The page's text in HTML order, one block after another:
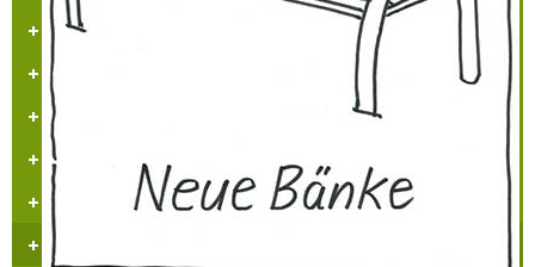
Führungen in der Schloss-Stadt-Hülchrath
Mängelmelder der Stadt GV
Adventsfenster 2025
Arbeitskreissitzung
Veranstaltungskalender
Jugendarbeit